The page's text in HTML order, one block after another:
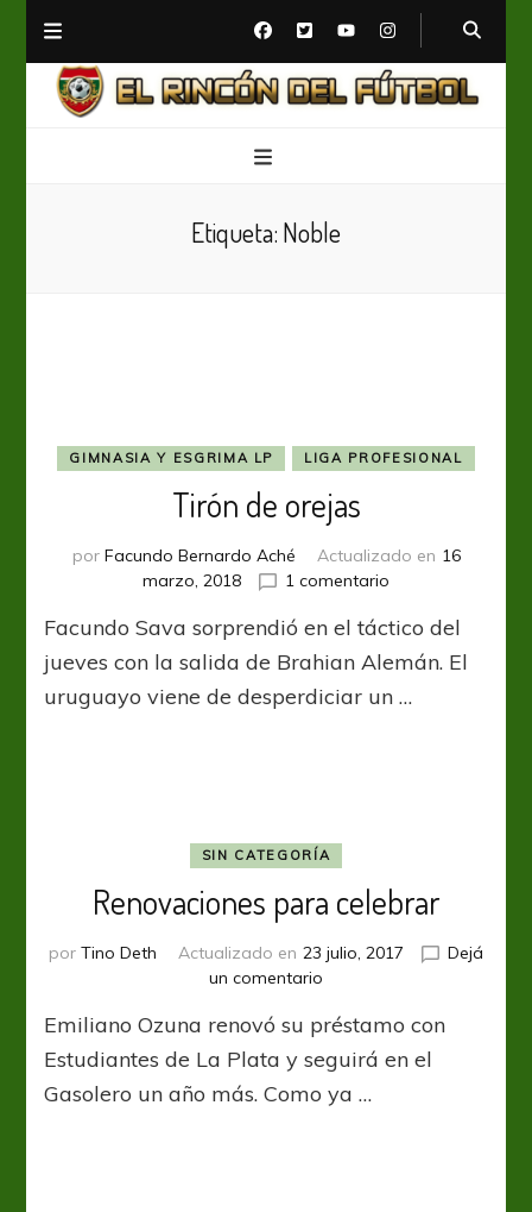
Etiqueta: Noble
GIMNASIA Y ESGRIMA LP LIGA PROFESIONAL
Tirón de orejas
por Facundo Bernardo Aché Actualizado en 16
marzo, 2018
1 comentario
de
orejas
Facundo Sava sorprendió en el táctico del
jueves con la salida de Brahian Alemán. El
uruguayo viene de desperdiciar un …
SIN CATEGORÍA
Renovaciones para celebrar
por Tino Deth Actualizado en 23 julio, 2017
Dejá
un comentario
para
celebrar
Emiliano Ozuna renovó su préstamo con
Estudiantes de La Plata y seguirá en el
Gasolero un año más. Como ya …